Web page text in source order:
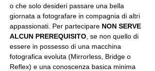
o che solo desideri passare una bella
giornata a fotografare in compagnia di altri
appassionati. Per partecipare NON SERVE
ALCUN PREREQUISITO , se non quello di
essere in possesso di una macchina
fotografica evoluta (Mirrorless, Bridge o
Reflex) e una conoscenza basica minima